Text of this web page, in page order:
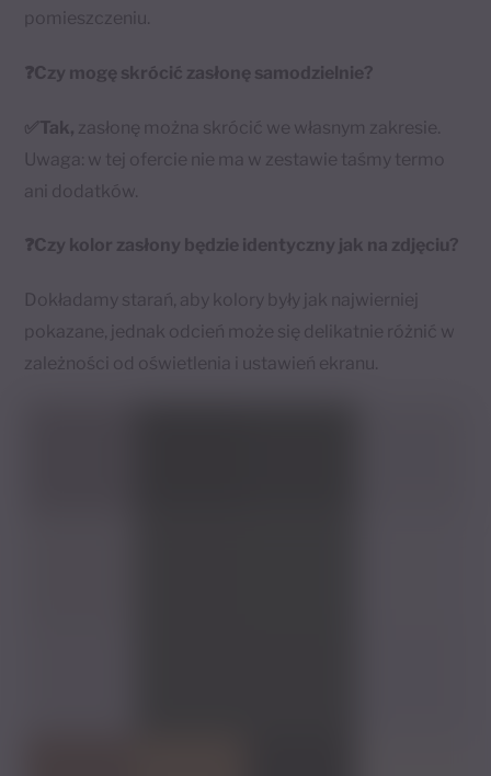
pomieszczeniu.
❓Czy mogę skrócić zasłonę samodzielnie?
✅Tak, zasłonę można skrócić we własnym zakresie.
Uwaga: w tej ofercie nie ma w zestawie taśmy termo
ani dodatków.
❓Czy kolor zasłony będzie identyczny jak na zdjęciu?
Dokładamy starań, aby kolory były jak najwierniej
pokazane, jednak odcień może się delikatnie różnić w
zależności od oświetlenia i ustawień ekranu.